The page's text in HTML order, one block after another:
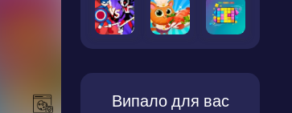
Випало для вас